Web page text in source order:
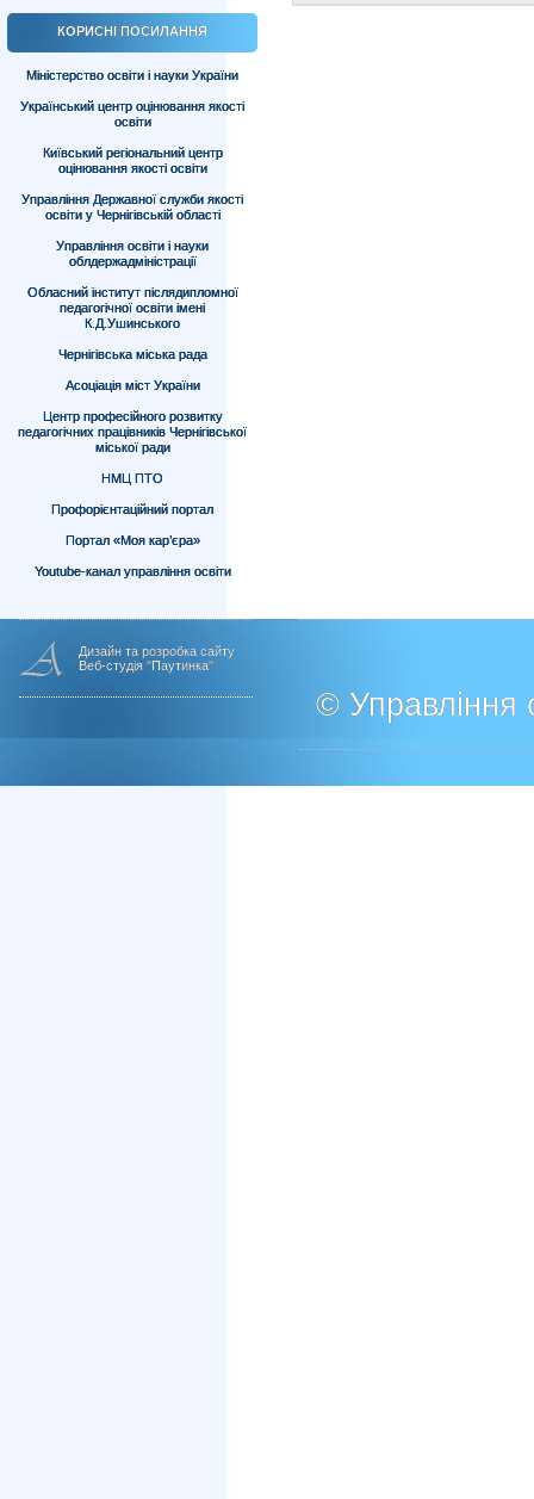
КОРИСНІ ПОСИЛАННЯ
Міністерство освіти і науки України
Український центр оцінювання якості
освіти
Київський регіональний центр
оцінювання якості освіти
Управління Державної служби якості
освіти у Чернігівській області
Управління освіти і науки
облдержадміністрації
Обласний інститут післядипломної
педагогічної освіти імені
К.Д.Ушинського
Чернігівська міська рада
Асоціація міст України
Центр професійного розвитку
педагогічних працівників Чернігівської
міської ради
НМЦ ПТО
Профорієнтаційний портал
Портал «Моя кар’єра»
Youtube-канал управління освіти
Дизайн та розробка сайту
Веб-студія "Паутинка"
© Управління